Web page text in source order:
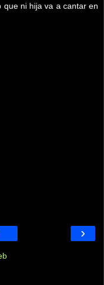
que ni hija va a cantar en
›